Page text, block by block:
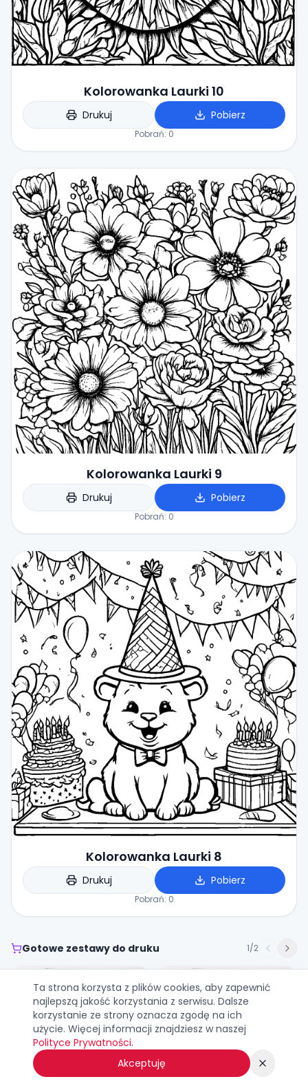
Kolorowanka Laurki 10
Drukuj Pobierz
Pobrań: 0
Kolorowanka Laurki 9
Drukuj Pobierz
Pobrań: 0
Kolorowanka Laurki 8
Drukuj Pobierz
Pobrań: 0
Gotowe zestawy do druku 1/2
Ta strona korzysta z plików cookies, aby zapewnić
najlepszą jakość korzystania z serwisu. Dalsze
korzystanie ze strony oznacza zgodę na ich
użycie. Więcej informacji znajdziesz w naszej
Polityce Prywatności.
Akceptuję